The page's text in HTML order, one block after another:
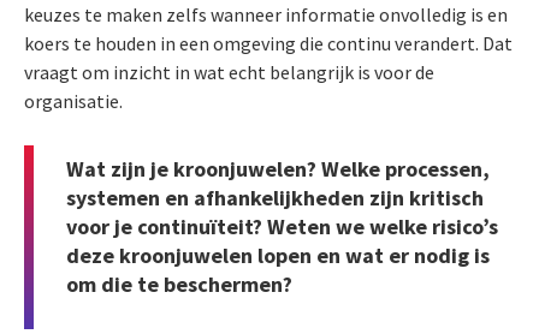
keuzes te maken zelfs wanneer informatie onvolledig is en
koers te houden in een omgeving die continu verandert. Dat
vraagt om inzicht in wat echt belangrijk is voor de
organisatie.
Wat zijn je kroonjuwelen? Welke processen,
systemen en afhankelijkheden zijn kritisch
voor je continuïteit? Weten we welke risico’s
deze kroonjuwelen lopen en wat er nodig is
om die te beschermen?